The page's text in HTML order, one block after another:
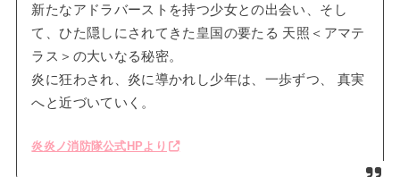
新たなアドラバーストを持つ少女との出会い、そし
て、ひた隠しにされてきた皇国の要たる 天照＜アマテ
ラス＞の大いなる秘密。
炎に狂わされ、炎に導かれし少年は、一歩ずつ、 真実
へと近づいていく。
炎炎ノ消防隊公式HPより